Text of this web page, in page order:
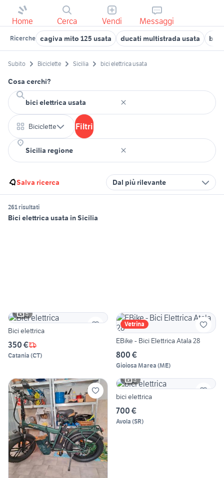
Home Cerca Vendi Messaggi
Ricerche cagiva mito 125 usata ducati multistrada usata bici
Subito Biciclette Sicilia bici elettrica usata
Cosa cerchi?
Biciclette Filtri
Salva ricerca Dal più rilevante
261 risultati
Bici elettrica usata in Sicilia
5
Bici elettrica
350 €
Catania (CT)
Vetrina
EBike - Bici Elettrica Atala 28
800 €
Gioiosa Marea (ME)
3
bici elettrica
700 €
Avola (SR)